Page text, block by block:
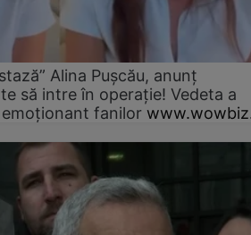
Alina Pușcău, anunț
să intre în operație! Vedeta a
fanilor